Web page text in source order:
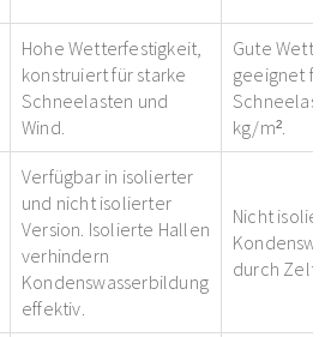
Hohe Wetterfestigkeit,
konstruiert für starke
Schneelasten und
Wind.
Gute
geeignet
kg/m².
Verfügbar in isolierter
und nicht isolierter
Version. Isolierte Hallen
verhindern
Kondenswasserbildung
effektiv.
Nicht
durch